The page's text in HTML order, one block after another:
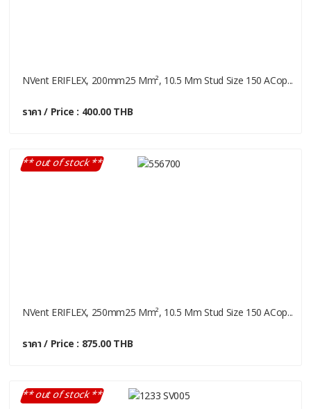
NVent ERIFLEX, 200mm25 Mm², 10.5 Mm Stud Size 150 ACop...
ราคา / Price : 400.00 THB
** out of stock **
NVent ERIFLEX, 250mm25 Mm², 10.5 Mm Stud Size 150 ACop...
ราคา / Price : 875.00 THB
** out of stock **